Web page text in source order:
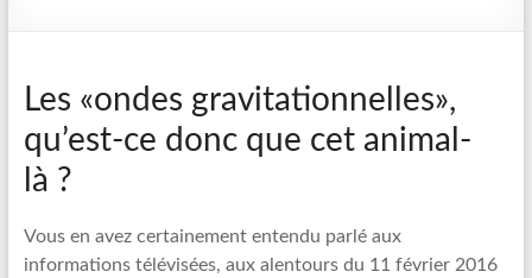
Les «ondes gravitationnelles»,
qu’est-ce donc que cet animal-
là ?
Vous en avez certainement entendu parlé aux
informations télévisées, aux alentours du 11 février 2016